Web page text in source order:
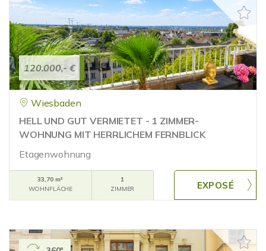
120.000,- €
Wiesbaden
HELL UND GUT VERMIETET - 1 ZIMMER-
WOHNUNG MIT HERRLICHEM FERNBLICK
Etagenwohnung
33,70 m²
WOHNFLÄCHE
1
ZIMMER